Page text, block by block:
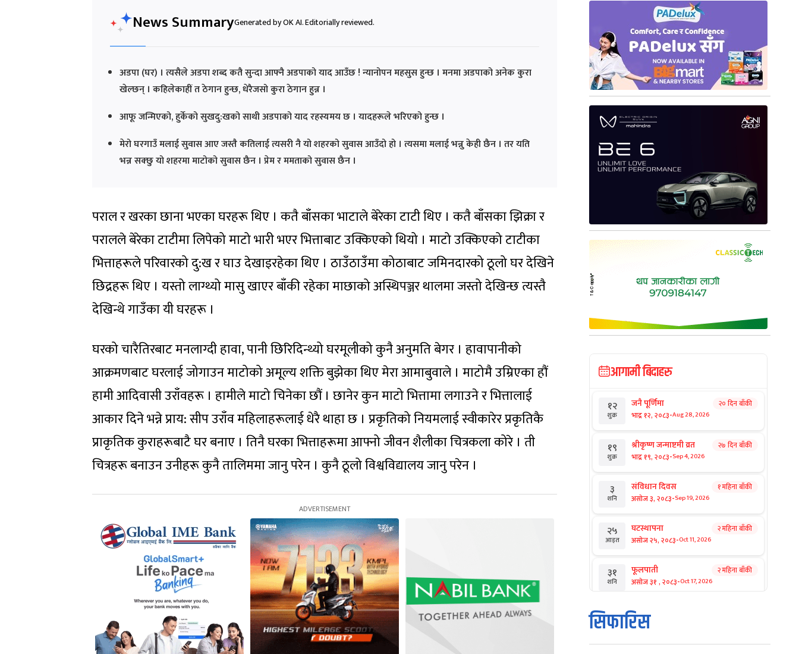
News SummaryGenerated by OK AI. Editorially reviewed.
अडपा (घर) । त्यसैले अडपा शब्द कतै सुन्दा आफ्नै अडपाको याद आउँछ ! न्यानोपन महसुस हुन्छ । मनमा अडपाको अनेक कुरा
खेल्छन् । कहिलेकाहीं त ठेगान हुन्छ, धेरैजसो कुरा ठेगान हुन्न ।
आफू जन्मिएको, हुर्केको सुखदु:खको साथी अडपाको याद रहस्यमय छ । यादहरूले भरिएको हुन्छ ।
मेरो घरगाउँ मलाई सुवास आए जस्तै कतिलाई त्यसरी नै यो शहरको सुवास आउँदो हो । त्यसमा मलाई भन्नु केही छैन । तर यति
भन्न सक्छु यो शहरमा माटोको सुवास छैन । प्रेम र ममताको सुवास छैन ।
पराल र खरका छाना भएका घरहरू थिए । कतै बाँसका भाटाले बेरेका टाटी थिए । कतै बाँसका झिक्रा र
परालले बेरेका टाटीमा लिपेको माटो भारी भएर भित्ताबाट उक्किएको थियो । माटो उक्किएको टाटीका
भित्ताहरूले परिवारको दु:ख र घाउ देखाइरहेका थिए । ठाउँठाउँमा कोठाबाट जमिनदारको ठूलो घर देखिने
छिद्रहरू थिए । यस्तो लाग्थ्यो मासु खाएर बाँकी रहेका माछाको अस्थिपञ्जर थालमा जस्तो देखिन्छ त्यस्तै
देखिन्थे गाउँका यी घरहरू ।
घरको चारैतिरबाट मनलाग्दी हावा, पानी छिरिदिन्थ्यो घरमूलीको कुनै अनुमति बेगर । हावापानीको
आक्रमणबाट घरलाई जोगाउन माटोको अमूल्य शक्ति बुझेका थिए मेरा आमाबुवाले । माटोमै उम्रिएका हौं
हामी आदिवासी उराँवहरू । हामीले माटो चिनेका छौं । छानेर कुन माटो भित्तामा लगाउने र भित्तालाई
आकार दिने भन्ने प्राय: सीप उराँव महिलाहरूलाई धेरै थाहा छ । प्रकृतिको नियमलाई स्वीकारेर प्रकृतिकै
प्राकृतिक कुराहरूबाटै घर बनाए । तिनै घरका भित्ताहरूमा आफ्नो जीवन शैलीका चित्रकला कोरे । ती
चित्रहरू बनाउन उनीहरू कुनै तालिममा जानु परेन । कुनै ठूलो विश्वविद्यालय जानु परेन ।
आगामी बिदाहरु
१२
शुक्र
जनै पूर्णिमा
भाद्र १२, २०८३-Aug 28, 2026
२० दिन बाँकी
१९
शुक्र
श्रीकृष्ण जन्माष्टमी व्रत
भाद्र १९, २०८३-Sep 4, 2026
२७ दिन बाँकी
३
शनि
संविधान दिवस
असोज ३, २०८३-Sep 19, 2026
१ महिना बाँकी
२५
आइत
घटस्थापना
असोज २५, २०८३-Oct 11, 2026
२ महिना बाँकी
३१
शनि
फूलपाती
असोज ३१ , २०८३-Oct 17, 2026
२ महिना बाँकी
१
आइत
कार्तिक सङ्क्रान्ति
कार्तिक १, २०८३
सिफारिस